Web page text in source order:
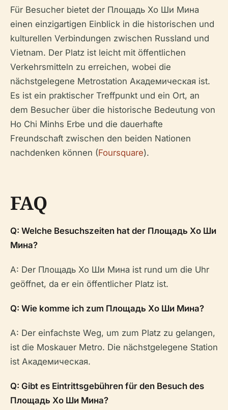
Für Besucher bietet der Площадь Хо Ши Мина
einen einzigartigen Einblick in die historischen und
kulturellen Verbindungen zwischen Russland und
Vietnam. Der Platz ist leicht mit öffentlichen
Verkehrsmitteln zu erreichen, wobei die
nächstgelegene Metrostation Академическая ist.
Es ist ein praktischer Treffpunkt und ein Ort, an
dem Besucher über die historische Bedeutung von
Ho Chi Minhs Erbe und die dauerhafte
Freundschaft zwischen den beiden Nationen
nachdenken können (Foursquare).
FAQ
Q: Welche Besuchszeiten hat der Площадь Хо Ши
Мина?
A: Der Площадь Хо Ши Мина ist rund um die Uhr
geöffnet, da er ein öffentlicher Platz ist.
Q: Wie komme ich zum Площадь Хо Ши Мина?
A: Der einfachste Weg, um zum Platz zu gelangen,
ist die Moskauer Metro. Die nächstgelegene Station
ist Академическая.
Q: Gibt es Eintrittsgebühren für den Besuch des
Площадь Хо Ши Мина?